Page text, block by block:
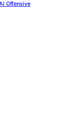
Offensive